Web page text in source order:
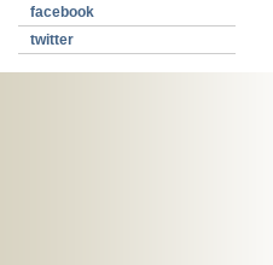
facebook
twitter